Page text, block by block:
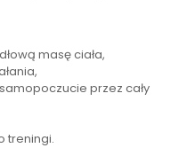
masę ciała,
przez cały
treningi.